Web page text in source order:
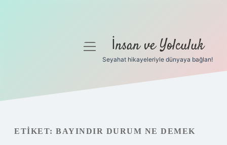
Gizlilik Politikası
menüyü İnsan ve Yolculuk
Seyahat hikayeleriyle dünyaya bağlan!
ETIKET: BAYINDIR DURUM NE DEMEK